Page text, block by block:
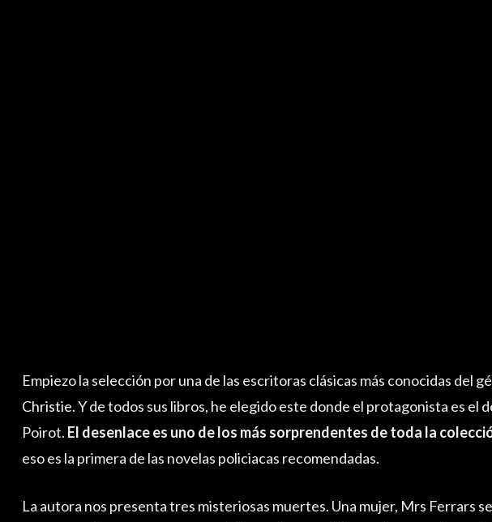
Empiezo la selección por una de las escritoras clásicas más conocidas del
Christie. Y de todos sus libros, he elegido este donde el protagonista es el
Poirot. El desenlace es uno de los más sorprendentes de toda la
eso es la primera de las novelas policiacas recomendadas.
La autora nos presenta tres misteriosas muertes. Una mujer, Mrs Ferrars